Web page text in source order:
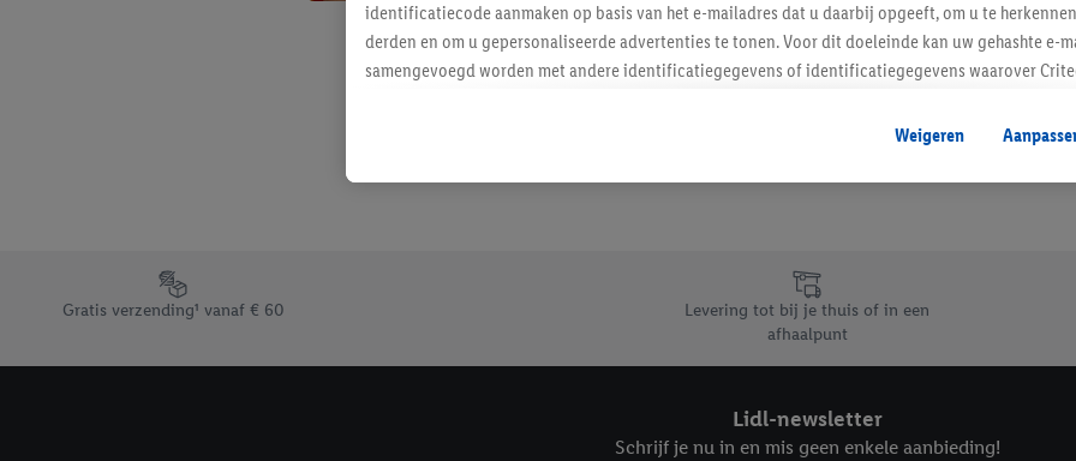
Footerelement met de verschillende USPs van Lidl.be
Gratis verzending¹ vanaf € 60
Levering tot bij je thuis of in een
afhaalpunt
Lidl-newsletter
Schrijf je nu in en mis geen enkele aanbieding!
identificatiecode aanmaken op basis van het e-mailadres dat u daarbij opgeeft, om u te
derden en om u gepersonaliseerde advertenties te tonen. Voor dit doeleinde kan uw gehashte e-
samengevoegd worden met andere identificatiegegevens of identificatiegegevens waarover
Als u hiermee akkoord gaat, kunnen advertenties in het kader van retargeting, d.w.z. advertenties
u interesse hebt getoond (bijvoorbeeld door het product in de webshop aan uw winkelmandje
niet te kopen), ook op verschillende apparaten en verschillende Lidl-diensten worden
Onder “Aanpassen” kunt u individuele doeleinden toestaan en meer informatie vinden over de
Door op “weigeren” te klikken, kunt u alleen het gebruik van de noodzakelijke technologieën
“aanvaarden” te klikken, stemt u in met alle verwerkingen voor alle bovengenoemde doeleinden.
Weigeren